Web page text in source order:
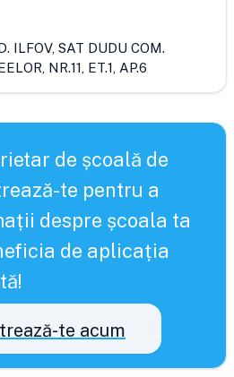
ILFOV, SAT DUDU COM.
NR.11, ET.1, AP.6
de școală de
te pentru a
despre școala ta
de aplicația
te acum